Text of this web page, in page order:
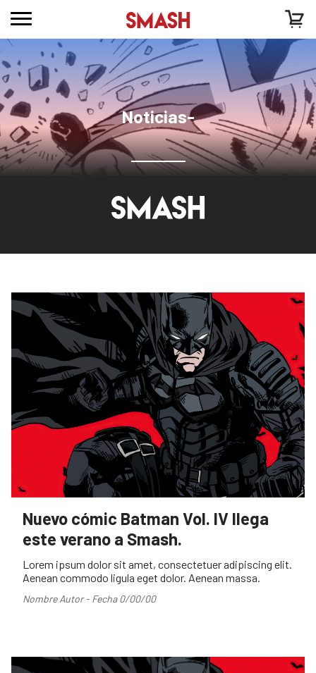
Noticias-
Nuevo cómic Batman Vol. IV llega
este verano a Smash.
Lorem ipsum dolor sit amet, consectetuer adipiscing elit.
Aenean commodo ligula eget dolor. Aenean massa.
Nombre Autor - Fecha 0/00/00